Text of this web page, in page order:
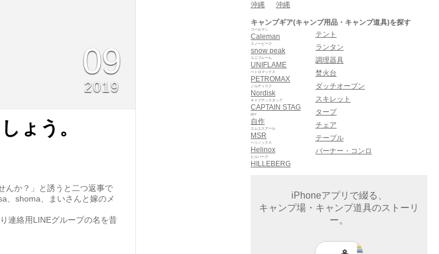
09
2019
ょう。
んか？」と誘うと二つ返事で
、shoma、まいさんと嫁のメ
連絡用LINEグループの名を昔
沖縄
沖縄
キャンプギア(キャンプ用品・キャンプ道具)を探す
Caleman
コールマン
snow peak
スノーピーク
UNIFLAME
ユニフレーム
PETROMAX
ペトロマックス
Nordisk
ノルディスク
CAPTAIN STAG
キャプテンスタッグ
自作
DIY
MSR
エムエスアール
Helinox
ヘリノックス
HILLEBERG
ヒルバーグ
テント
ランタン
調理器具
焚火台
ダッチオーブン
スキレット
タープ
チェア
テーブル
バーナー・コンロ
iPhoneアプリで綴る、
キャンプ場・キャンプ道具のストーリ
ー。